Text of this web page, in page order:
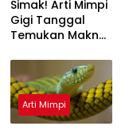
Simak! Arti Mimpi
Gigi Tanggal
Temukan Makna
Arti Mimpi